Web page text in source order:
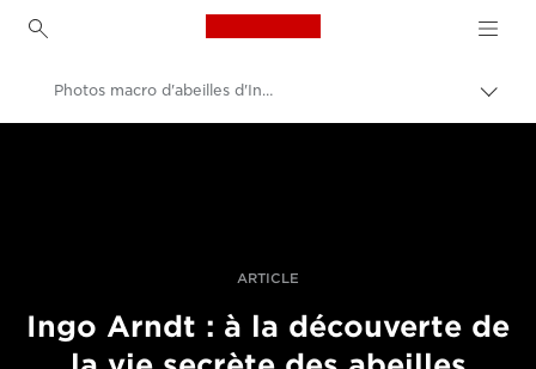
Canon Logo, back to
entre
Photos macro d'abeilles d'Ingo Arndt
ARTICLE
Ingo Arndt : à la découverte de